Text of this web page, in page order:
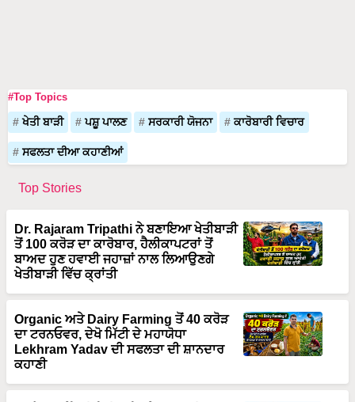
#Top Topics
ਖੇਤੀ ਬਾੜੀ ਪਸ਼ੂ ਪਾਲਣ ਸਰਕਾਰੀ ਯੋਜਨਾ ਕਾਰੋਬਾਰੀ ਵਿਚਾਰ
ਸਫਲਤਾ ਦੀਆ ਕਹਾਣੀਆਂ
Top Stories
Dr. Rajaram Tripathi ਨੇ ਬਣਾਇਆ ਖੇਤੀਬਾੜੀ
ਤੋਂ 100 ਕਰੋੜ ਦਾ ਕਾਰੋਬਾਰ, ਹੈਲੀਕਾਪਟਰਾਂ ਤੋਂ
ਬਾਅਦ ਹੁਣ ਹਵਾਈ ਜਹਾਜ਼ਾਂ ਨਾਲ ਲਿਆਉਣਗੇ
ਖੇਤੀਬਾੜੀ ਵਿੱਚ ਕ੍ਰਾਂਤੀ
Organic ਅਤੇ Dairy Farming ਤੋਂ 40 ਕਰੋੜ
ਦਾ ਟਰਨਓਵਰ, ਦੇਖੋ ਮਿੱਟੀ ਦੇ ਮਹਾਯੋਧਾ
Lekhram Yadav ਦੀ ਸਫਲਤਾ ਦੀ ਸ਼ਾਨਦਾਰ
ਕਹਾਣੀ